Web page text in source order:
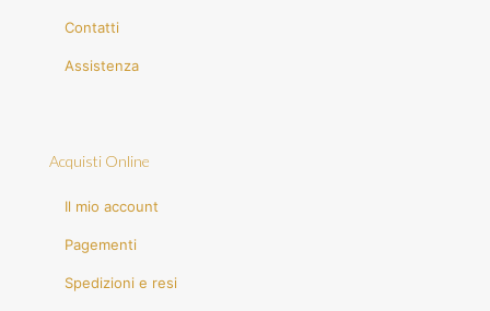
Contatti
Assistenza
Acquisti Online
Il mio account
Pagementi
Spedizioni e resi